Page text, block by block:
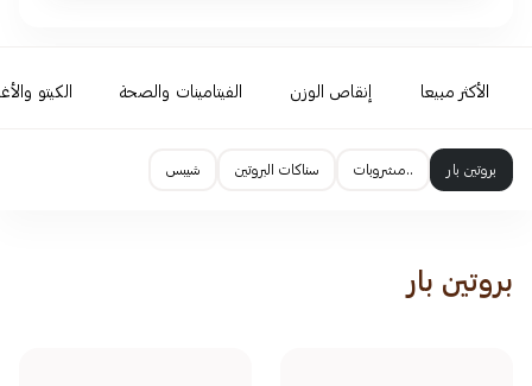
الأكثر مبيعا إنقاص الوزن الفيتامينات والصحة الكيتو
بروتين بار ..مشروبات سناكات البروتين شيبس
بروتين بار